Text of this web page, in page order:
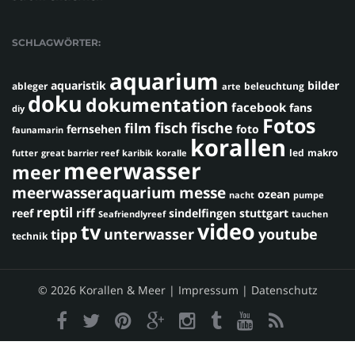
SCHLAGWÖRTER:
ableger aquaristik aquarium arte beleuchtung bilder
diy doku dokumentation facebook fans
faunamarin fernsehen film fisch fische foto Fotos
futter great barrier reef karibik koralle korallen led makro
meermeerwasser
meerwasseraquarium messe nacht ozean pumpe
reef reptil riff Seafriendlyreef sindelfingen stuttgart tauchen
technik tipp tv unterwasservideo youtube
© 2026 Korallen & Meer | Impressum | Datenschutz